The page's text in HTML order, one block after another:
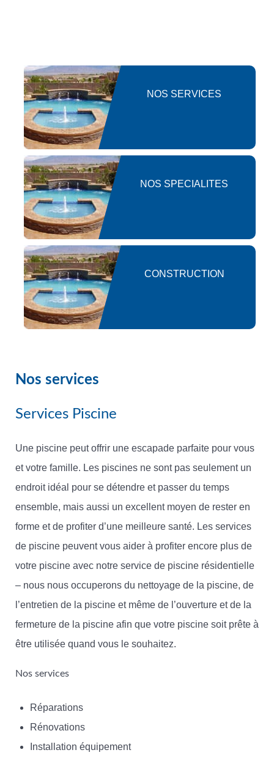
NOS SERVICES
NOS SPECIALITES
CONSTRUCTION
Nos services
Services Piscine
Une piscine peut offrir une escapade parfaite pour vous
et votre famille. Les piscines ne sont pas seulement un
endroit idéal pour se détendre et passer du temps
ensemble, mais aussi un excellent moyen de rester en
forme et de profiter d’une meilleure santé. Les services
de piscine peuvent vous aider à profiter encore plus de
votre piscine avec notre service de piscine résidentielle
– nous nous occuperons du nettoyage de la piscine, de
l’entretien de la piscine et même de l’ouverture et de la
fermeture de la piscine afin que votre piscine soit prête à
être utilisée quand vous le souhaitez.
Nos services
Réparations
Rénovations
Installation équipement